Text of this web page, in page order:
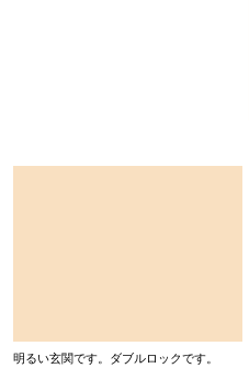
明るい玄関です。ダブルロックです。